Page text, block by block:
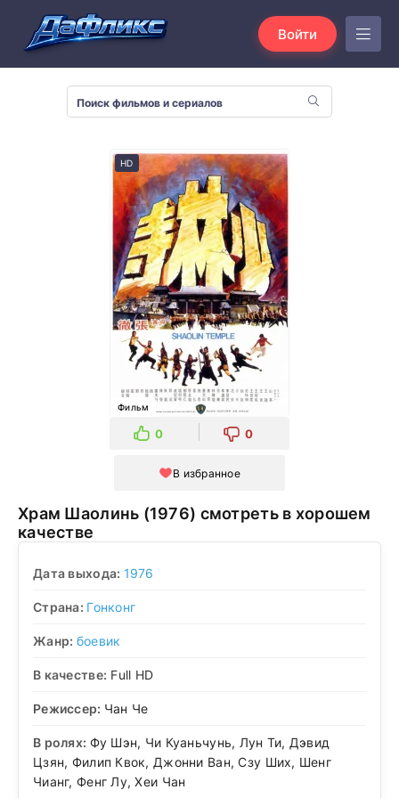
Войти
HD
Фильм
0 0
В избранное
Храм Шаолинь (1976) смотреть в хорошем
качестве
Дата выхода: 1976
Страна: Гонконг
Жанр: боевик
В качестве: Full HD
Режиссер: Чан Че
В ролях: Фу Шэн, Чи Куаньчунь, Лун Ти, Дэвид
Цзян, Филип Квок, Джонни Ван, Сзу Ших, Шенг
Чианг, Фенг Лу, Хеи Чан